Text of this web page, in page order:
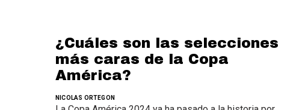
¿Cuáles son las selecciones
más caras de la Copa
América?
NICOLAS ORTEGON